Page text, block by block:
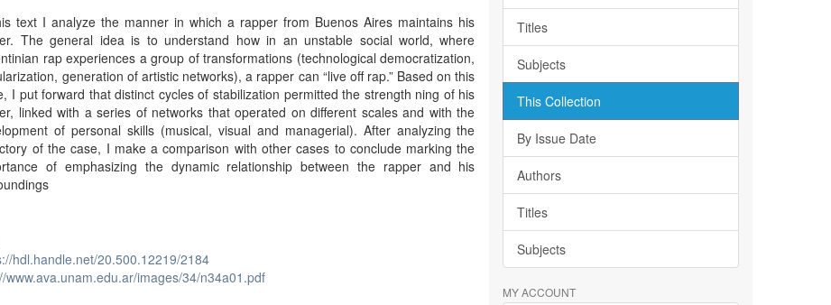
text I analyze the manner in which a rapper from Buenos Aires maintains his
The general idea is to understand how in an unstable social world, where
rap experiences a group of transformations (technological democratization,
generation of artistic networks), a rapper can “live off rap.” Based on this
I put forward that distinct cycles of stabilization permitted the strength ning of his
linked with a series of networks that operated on different scales and with the
of personal skills (musical, visual and managerial). After analyzing the
of the case, I make a comparison with other cases to conclude marking the
of emphasizing the dynamic relationship between the rapper and his
hdl.handle.net/20.500.12219/2184
www.ava.unam.edu.ar/images/34/n34a01.pdf
Titles
Subjects
This Collection
By Issue Date
Authors
Titles
Subjects
MY ACCOUNT